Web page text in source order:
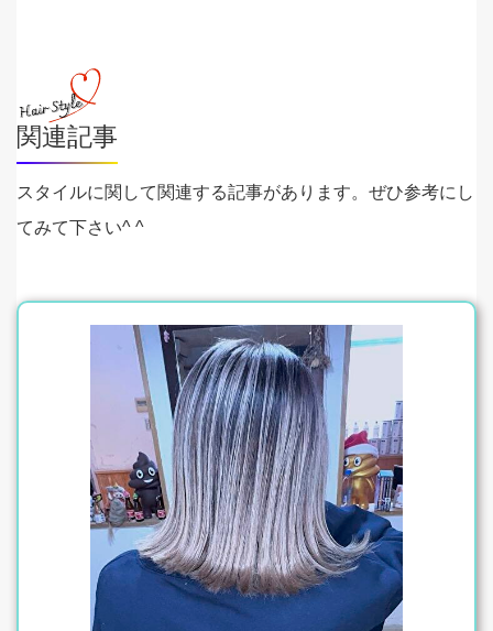
関連記事
スタイルに関して関連する記事があります。ぜひ参考にし
てみて下さい^ ^